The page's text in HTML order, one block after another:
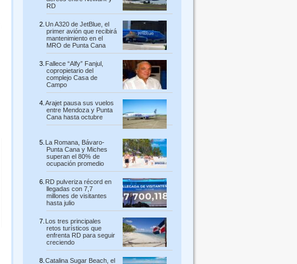
RD
Un A320 de JetBlue, el
primer avión que recibirá
mantenimiento en el
MRO de Punta Cana
Fallece “Alfy” Fanjul,
copropietario del
complejo Casa de
Campo
Arajet pausa sus vuelos
entre Mendoza y Punta
Cana hasta octubre
La Romana, Bávaro-
Punta Cana y Miches
superan el 80% de
ocupación promedio
RD pulveriza récord en
llegadas con 7,7
millones de visitantes
hasta julio
Los tres principales
retos turísticos que
enfrenta RD para seguir
creciendo
Catalina Sugar Beach, el